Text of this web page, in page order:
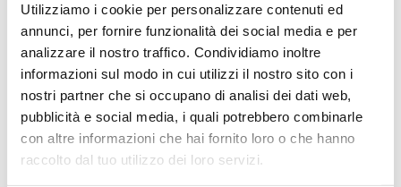
Utilizziamo i cookie per personalizzare contenuti ed
annunci, per fornire funzionalità dei social media e per
analizzare il nostro traffico. Condividiamo inoltre
informazioni sul modo in cui utilizzi il nostro sito con i
nostri partner che si occupano di analisi dei dati web,
pubblicità e social media, i quali potrebbero combinarle
con altre informazioni che hai fornito loro o che hanno
raccolto dal tuo utilizzo dei loro servizi.
più di 35 anni di carriera con più di 70 milioni di dischi venduti e oltre 2
miliardi di streaming worldwide.
Il calendario dell’Arena di Verona non finisce qui! La stagione di
concerti e musica inaugurata ad Aprile da Zucchero e poi dal live dei
2Cellos, il duo di violoncellisti che festeggia il 22 settembre il
Storia
Camere
News & Offerte